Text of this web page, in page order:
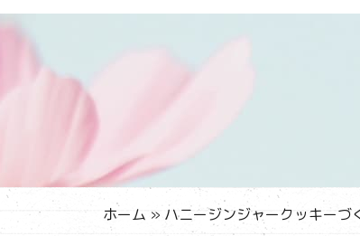
ホーム » ハニージンジャークッキーづ